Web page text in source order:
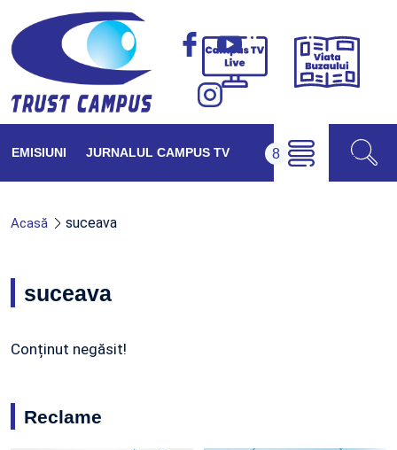
Campus
Viața
EMISIUNI JURNALUL CAMPUS TV
Acasă suceava
suceava
Conținut negăsit!
Reclame